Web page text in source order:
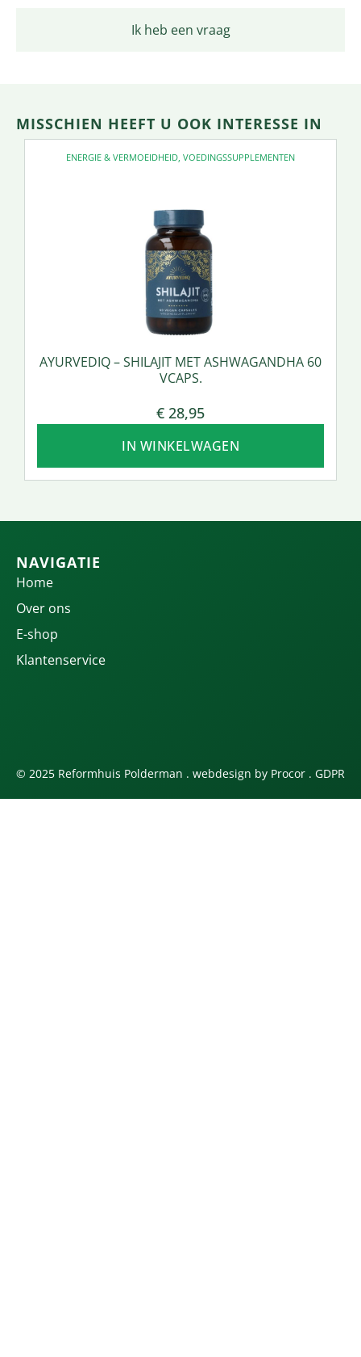
Ik heb een vraag
MISSCHIEN HEEFT U OOK INTERESSE IN
ENERGIE & VERMOEIDHEID VOEDINGSSUPPLEMENTEN
AYURVEDIQ – SHILAJIT MET ASHWAGANDHA 60
VCAPS.
€ 28,95
IN WINKELWAGEN
NAVIGATIE
Home
Over ons
E-shop
Klantenservice
© 2025 Reformhuis Polderman . webdesign by Procor . GDPR